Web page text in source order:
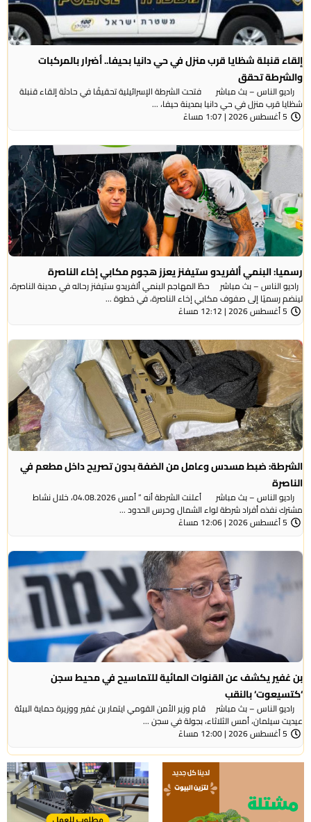
إلقاء قنبلة شظايا قرب منزل في حي دانيا بحيفا.. أضرار بالمركبات
والشرطة تحقق
راديو الناس – بث مباشر فتحت الشرطة الإسرائيلية تحقيقًا في حادثة إلقاء قنبلة
شظايا قرب منزل في حي دانيا بمدينة حيفا، ...
5 أغسطس 2026 | 1:07 مساءً
رسميا: البنمي ألفريدو ستيفنز يعزز هجوم مكابي إخاء الناصرة
راديو الناس – بث مباشر حطّ المهاجم البنمي ألفريدو ستيفنز رحاله في مدينة الناصرة،
لينضم رسميًا إلى صفوف مكابي إخاء الناصرة، في خطوة ...
5 أغسطس 2026 | 12:12 مساءً
الشرطة: ضبط مسدس وعامل من الضفة بدون تصريح داخل مطعم في
الناصرة
راديو الناس – بث مباشر أعلنت الشرطة أنه ” أمس 04.08.2026، خلال نشاط
مشترك نفذه أفراد شرطة لواء الشمال وحرس الحدود ...
5 أغسطس 2026 | 12:06 مساءً
بن غفير يكشف عن القنوات المائية للتماسيح في محيط سجن
‘كتسيعوت‘ بالنقب
راديو الناس – بث مباشر قام وزير الأمن القومي ايتمار بن غفير ووزيرة حماية البيئة
عيديت سيلمان، أمس الثلاثاء، بجولة في سجن ...
5 أغسطس 2026 | 12:00 مساءً